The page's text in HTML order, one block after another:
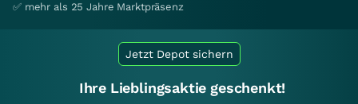
✅ mehr als 25 Jahre Marktpräsenz
Jetzt Depot sichern
Ihre Lieblingsaktie geschenkt!